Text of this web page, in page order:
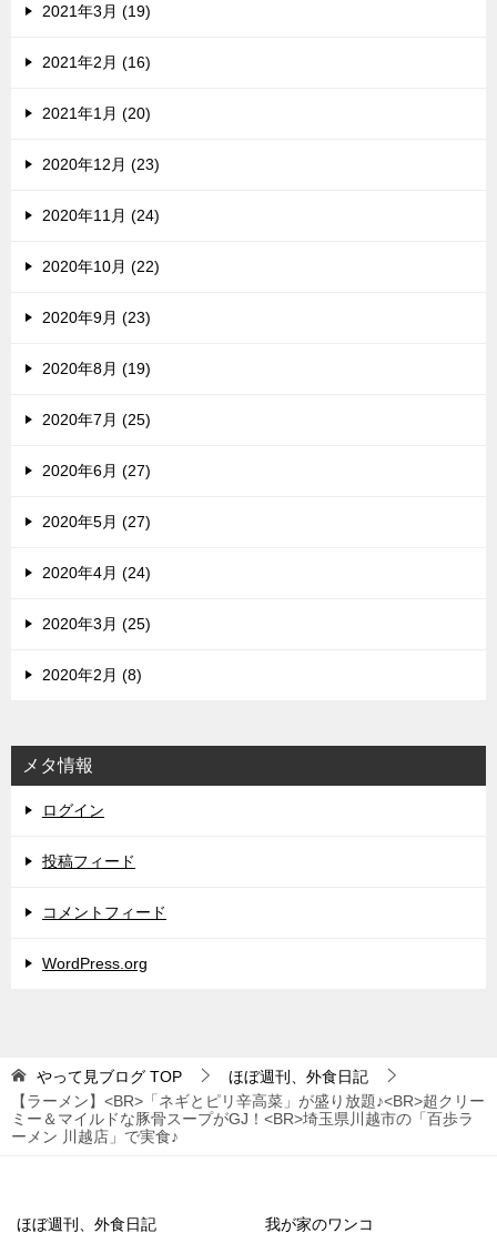
2021年3月 (19)
2021年2月 (16)
2021年1月 (20)
2020年12月 (23)
2020年11月 (24)
2020年10月 (22)
2020年9月 (23)
2020年8月 (19)
2020年7月 (25)
2020年6月 (27)
2020年5月 (27)
2020年4月 (24)
2020年3月 (25)
2020年2月 (8)
メタ情報
ログイン
投稿フィード
コメントフィード
WordPress.org
やって見ブログ TOP
ほぼ週刊、外食日記
【ラーメン】<BR>「ネギとピリ辛高菜」が盛り放題♪<BR>超クリー
ミー＆マイルドな豚骨スープがGJ！<BR>埼玉県川越市の「百歩ラ
ーメン 川越店」で実食♪
ほぼ週刊、外食日記 我が家のワンコ